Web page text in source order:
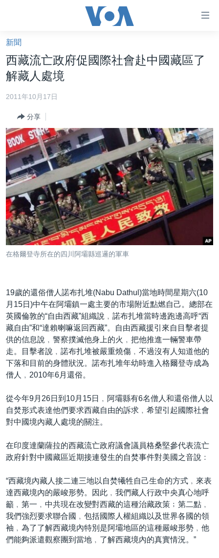
礙
鏈
接
跳
轉
容
跳
轉
到
導
航
跳
轉
到
檢
美國大選2024
美中關係
海外港人
新聞自由
揭謊頻道
美國
中國
國際
經貿
VOA 60秒 (國際)
美國專訊
視頻存檔
YOUTUBE頻道
時事經緯
新聞音頻
海外港人
港人港心
美國透視
廣播節目表
國語
關注我們
其他語言網站
新聞
西藏流亡政府促國際社會赴中國藏區了
解藏人處境
2011年10月17日
分享
在格爾登寺所在的四川阿壩縣巡邏的軍車
19歲的還俗僧人諾布扎堆(Nabu Dathul)當地時間星期六(10
月15日)中午在阿壩鎮一處主要的市場附近點燃自己。總部在
英國倫敦的“自由西藏”組織說﹐諾布扎堆當時邊跑邊高呼“西
藏自由”和“達賴喇嘛返回西藏”。自由西藏援引來自目擊者提
供的信息說﹐警察撲滅他身上的火﹐把他推進一輛警車帶
走。目擊者說﹐諾布扎堆被嚴重燒傷﹐不過沒有人知道他的
下落和目前的身體狀況。諾布扎堆年幼時進入格爾登寺成為
僧人﹐2010年6月還俗。
從今年9月26日到10月15日﹐阿壩縣有6名僧人和還俗僧人以
自焚形式表達他們要求西藏自由的訴求﹐希望引起國際社會
對中國境內藏人處境的關注。
在印度達蘭薩拉的西藏流亡政府議會議員格桑堅參代表流亡
政府針對中國藏區近期接連發生的自焚事件對美國之音說﹕
“西藏境內藏人接二連三地以自焚犧牲自己生命的方式﹐來表
達西藏境內的嚴峻形勢。因此﹐我們藏人行政中央真心地呼
籲﹐第一﹐中共現在改變對西藏的這種治藏政策﹔第二點﹐
我們強烈要求聯合國﹐包括國際人權組織以及世界各國的領
袖﹐為了了解西藏境內特別是阿壩地區的這種嚴峻形勢﹐他
們能夠派遣觀察團到當地﹐了解西藏境內的真實情況。”